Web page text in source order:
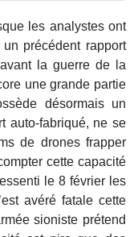
les analystes ont
précédent rapport
la guerre de la
une grande partie
désormais un
auto-fabriqué, ne se
de drones frapper
cette capacité
le 8 février les
avéré fatale cette
sioniste prétend